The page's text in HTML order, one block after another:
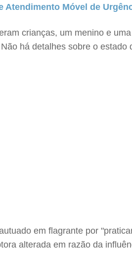
Atendimento Móvel de
crianças, um menino e
há detalhes sobre o estado
em flagrante por
alterada em razão da